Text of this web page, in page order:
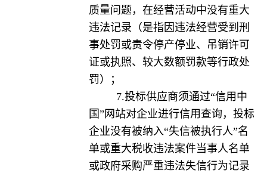
质量问题，在经营活动中没有重大
违法记录（是指因违法经营受到刑
事处罚或责令停产停业、吊销许可
证或执照、较大数额罚款等行政处
罚）；
7.投标供应商须通过“信用中
国”网站对企业进行信用查询，投标
企业没有被纳入“失信被执行人”名
单或重大税收违法案件当事人名单
或政府采购严重违法失信行为记录